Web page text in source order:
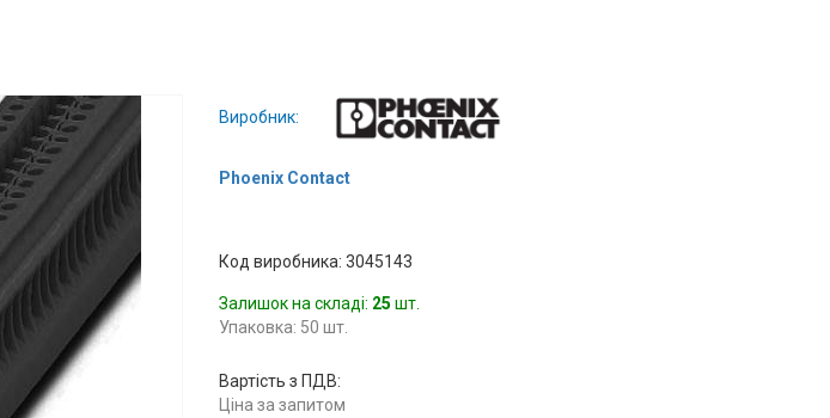
Виробник:
Phoenix Contact
Код виробника: 3045143
Залишок на складі: 25 шт.
Упаковка: 50 шт.
Вартість з ПДВ:
Ціна за запитом